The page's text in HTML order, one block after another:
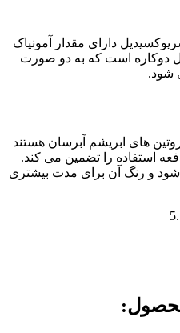
دارای مقدار آمونیاک
دوکاره است که به دو صورت
شود.
های ابریشم آبرسان هستند
استفاده را تضمین می کند.
و رنگ آن برای مدت بیشتری
محصول: